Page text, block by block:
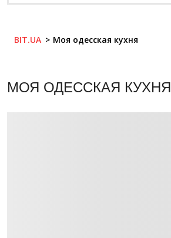
BIT.UA Моя одесская кухня
МОЯ ОДЕССКАЯ КУХНЯ